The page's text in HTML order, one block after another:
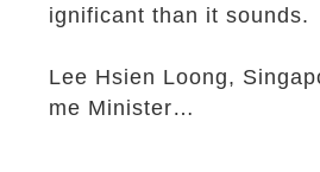
ignificant than it sounds.
Lee Hsien Loong,
me Minister…